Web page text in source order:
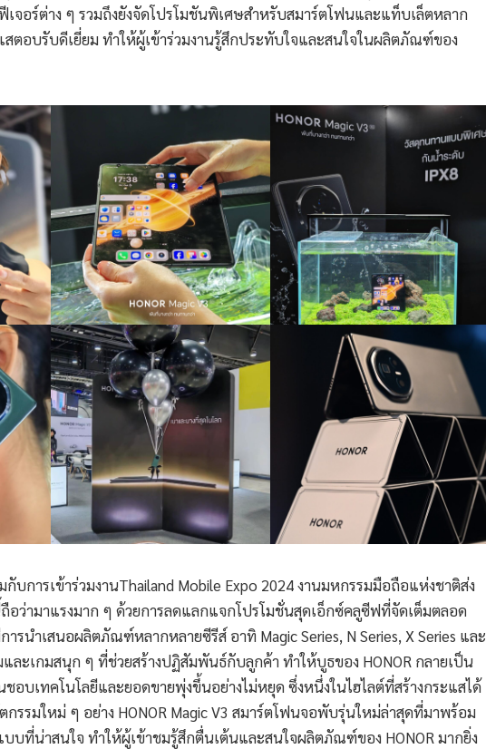
เจอร์ต่าง ๆ รวมถึงยังจัดโปรโมชันพิเศษสำหรับสมาร์ตโฟนและแท็บเล็ตหลาก
สตอบรับดีเยี่ยม ทำให้ผู้เข้าร่วมงานรู้สึกประทับใจและสนใจในผลิตภัณฑ์ของ
กับการเข้าร่วมงานThailand Mobile Expo 2024 งานมหกรรมมือถือแห่งชาติส่ง
อว่ามาแรงมาก ๆ ด้วยการลดแลกแจกโปรโมชั่นสุดเอ็กซ์คลูซีฟที่จัดเต็มตลอด
ารนำเสนอผลิตภัณฑ์หลากหลายซีรีส์ อาทิ Magic Series, N Series, X Series และ
และเกมสนุก ๆ ที่ช่วยสร้างปฏิสัมพันธ์กับลูกค้า ทำให้บูธของ HONOR กลายเป็น
บเทคโนโลยีและยอดขายพุ่งขึ้นอย่างไม่หยุด ซึ่งหนึ่งในไฮไลต์ที่สร้างกระแสได้
กรรมใหม่ ๆ อย่าง HONOR Magic V3 สมาร์ตโฟนจอพับรุ่นใหม่ล่าสุดที่มาพร้อม
บที่น่าสนใจ ทำให้ผู้เข้าชมรู้สึกตื่นเต้นและสนใจผลิตภัณฑ์ของ HONOR มากยิ่ง